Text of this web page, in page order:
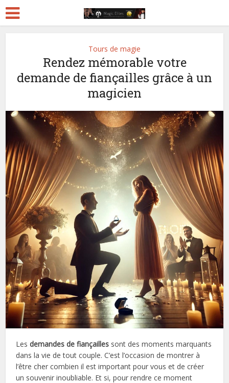
Tours de magie
Rendez mémorable votre
demande de fiançailles grâce à un
magicien
Lesdemandes de fiançailles sont des moments marquants
dans la vie de tout couple. C’est l’occasion de montrer à
l’être cher combien il est important pour vous et de créer
un souvenir inoubliable. Et si, pour rendre ce moment